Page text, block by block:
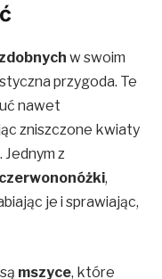
w swoim
przygoda. Te
nawet
zniszczone kwiaty
Jednym z
,
je i sprawiając,
mszyce, które